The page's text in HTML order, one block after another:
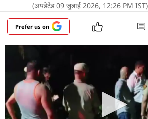
(अपडेटेड 09 जुलाई 2026, 12:26 PM IST)
Prefer us on
हरियाणा में बहादुरगढ़ के नया गांव बीर
देर रात उस समय सनसनी फैल गई, जब
बदमाशों ने 29 साल के नीरज उर्फ
भूनकर हत्या कर दी. वारदात इतनी
लगने के बावजूद नीरज अपनी जान